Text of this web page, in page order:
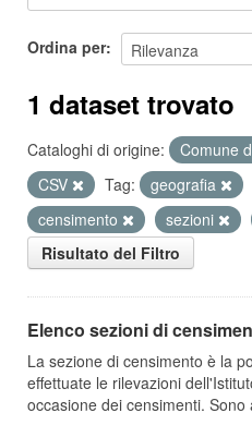
Ordina per
1 dataset trovato
Cataloghi di origine: Comune
CSV
Tag: geografia
censimento
sezioni
Risultato del Filtro
Elenco sezioni di
La sezione di censimento è la
effettuate le rilevazioni
occasione dei censimenti. Sono